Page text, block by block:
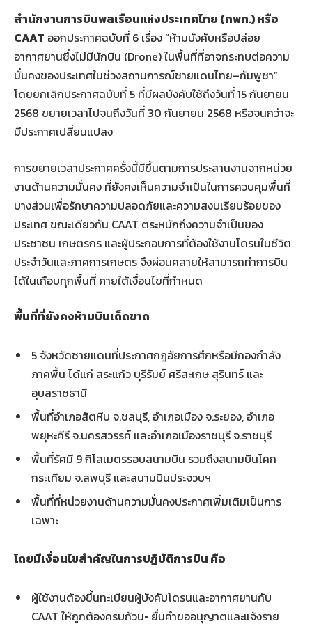
สำนักงานการบินพลเรือนแห่งประเทศไทย (กพท.) หรือ
CAAT ออกประกาศฉบับที่ 6 เรื่อง “ห้ามบังคับหรือปล่อย
อากาศยานซึ่งไม่มีนักบิน (Drone) ในพื้นที่ที่อาจกระทบต่อความ
มั่นคงของประเทศในช่วงสถานการณ์ชายแดนไทย–กัมพูชา”
โดยยกเลิกประกาศฉบับที่ 5 ที่มีผลบังคับใช้ถึงวันที่ 15 กันยายน
2568 ขยายเวลาไปจนถึงวันที่ 30 กันยายน 2568 หรือจนกว่าจะ
มีประกาศเปลี่ยนแปลง
การขยายเวลาประกาศครั้งนี้มีขึ้นตามการประสานงานจากหน่วย
งานด้านความมั่นคง ที่ยังคงเห็นความจำเป็นในการควบคุมพื้นที่
บางส่วนเพื่อรักษาความปลอดภัยและความสงบเรียบร้อยของ
ประเทศ ขณะเดียวกัน CAAT ตระหนักถึงความจำเป็นของ
ประชาชน เกษตรกร และผู้ประกอบการที่ต้องใช้งานโดรนในชีวิต
ประจำวันและภาคการเกษตร จึงผ่อนคลายให้สามารถทำการบิน
ได้ในเกือบทุกพื้นที่ ภายใต้เงื่อนไขที่กำหนด
พื้นที่ที่ยังคงห้ามบินเด็ดขาด
5 จังหวัดชายแดนที่ประกาศกฎอัยการศึกหรือมีกองกำลัง
ภาคพื้น ได้แก่ สระแก้ว บุรีรัมย์ ศรีสะเกษ สุรินทร์ และ
อุบลราชธานี
พื้นที่อำเภอสัตหีบ จ.ชลบุรี, อำเภอเมือง จ.ระยอง, อำเภอ
พยุหะคีรี จ.นครสวรรค์ และอำเภอเมืองราชบุรี จ.ราชบุรี
พื้นที่รัศมี 9 กิโลเมตรรอบสนามบิน รวมถึงสนามบินโคก
กระเทียม จ.ลพบุรี และสนามบินประจวบฯ
พื้นที่ที่หน่วยงานด้านความมั่นคงประกาศเพิ่มเติมเป็นการ
เฉพาะ
โดยมีเงื่อนไขสำคัญในการปฏิบัติการบิน คือ
ผู้ใช้งานต้องขึ้นทะเบียนผู้บังคับโดรนและอากาศยานกับ
CAAT ให้ถูกต้องครบถ้วน• ยื่นคำขออนุญาตและแจ้งราย